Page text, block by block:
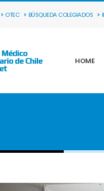
OTEC BÚSQUEDA COLEGIADOS
HOME